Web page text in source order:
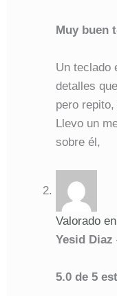
Muy buen
Un teclado
detalles
pero
Llevo un
sobre él,
Valorado en
Yesid Diaz
5.0 de 5